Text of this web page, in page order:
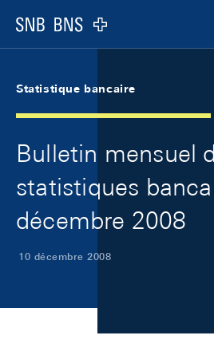
Logo
Statistique bancaire
Bulletin mensuel
statistiques
décembre 2008
10 décembre 2008